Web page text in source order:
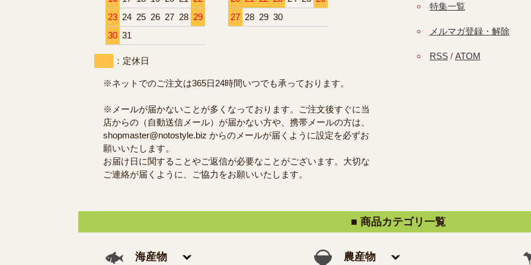
23 24 25 26 27 28 29
30 31
27 28 29 30
：定休日
※ネットでのご注文は365日24時間いつでも承っております。
※メールが届かないことが多くなっております。ご注文後すぐに当
店からの（自動送信メール）が届かない方や、携帯メールの方は、
shopmaster@notostyle.biz からのメールが届くように設定を必ずお
願いいたします。
お届け日に関することやご返信が必要なことがございます。大切な
ご連絡が届くように、ご協力をお願いいたします。
特集一覧
メルマガ登録・解除
RSS/ ATOM
■ 商品カテゴリ一覧
海産物 農産物